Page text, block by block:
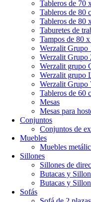
Tableros de 70
Tableros de 80
Tableros de 80
Taburetes de
Tampos de 80
Werzalit Grupo
Werzalit Grupo
Werzalit grupo
Werzalit grupo
Werzalit
Tableros de 60
Mesas
Mesas para
Conjuntos
Conjuntos de
Muebles
Muebles
Sillones
Sillones de
Butacas y
Butacas y
Sofás